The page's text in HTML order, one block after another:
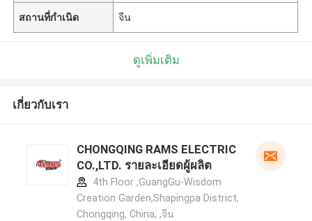
สถานที่กำเนิด จีน
ดูเพิ่มเติม
เกี่ยวกับเรา
CHONGQING RAMS ELECTRIC
CO.,LTD. รายละเอียดผู้ผลิต
4th Floor ,GuangGu-Wisdom
Creation Garden,Shapingpa District,
Chongqing, China, ,จีน